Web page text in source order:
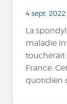
4 sept.
La
maladie
toucherait
France.
quotidien